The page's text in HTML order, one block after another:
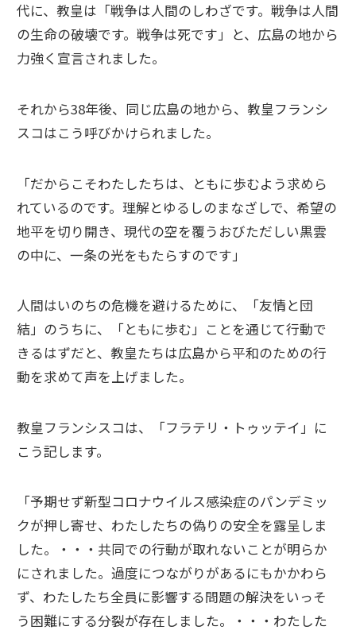
代に、教皇は「戦争は人間のしわざです。戦争は人間
の生命の破壊です。戦争は死です」と、広島の地から
力強く宣言されました。
それから38年後、同じ広島の地から、教皇フランシ
スコはこう呼びかけられました。
「だからこそわたしたちは、ともに歩むよう求めら
れているのです。理解とゆるしのまなざしで、希望の
地平を切り開き、現代の空を覆うおびただしい黒雲
の中に、一条の光をもたらすのです」
人間はいのちの危機を避けるために、「友情と団
結」のうちに、「ともに歩む」ことを通じて行動で
きるはずだと、教皇たちは広島から平和のための行
動を求めて声を上げました。
教皇フランシスコは、「フラテリ・トゥッテイ」に
こう記します。
「予期せず新型コロナウイルス感染症のパンデミッ
クが押し寄せ、わたしたちの偽りの安全を露呈しま
した。・・・共同での行動が取れないことが明らか
にされました。過度につながりがあるにもかかわら
ず、わたしたち全員に影響する問題の解決をいっそ
う困難にする分裂が存在しました。・・・わたした